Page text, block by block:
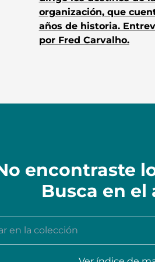
organización, que
años de historia.
por Fred Carvalho.
encontraste
Busca en el
la colección